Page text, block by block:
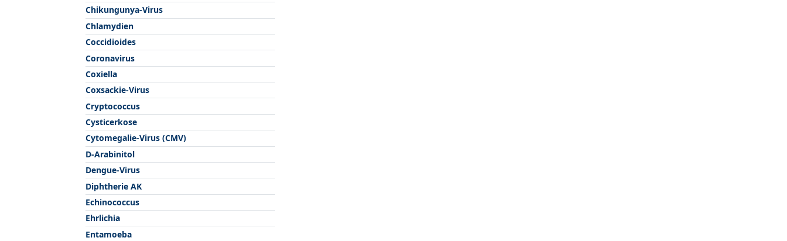
Chikungunya-Virus
Chlamydien
Coccidioides
Coronavirus
Coxiella
Coxsackie-Virus
Cryptococcus
Cysticerkose
Cytomegalie-Virus (CMV)
D-Arabinitol
Dengue-Virus
Diphtherie AK
Echinococcus
Ehrlichia
Entamoeba